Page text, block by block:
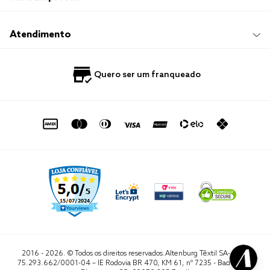
Sustentabilidade
Trabalhe Conosco
Compre e Retire em Loja
Política de Privacidade
Hotelaria
Atendimento
0800 729 1588
sac@altenburg.com.br
Quero ser um franqueado
2016 - 2026. © Todos os direitos reservados.Altenburg Têxtil SA- CNPJ
75.293.662/0001-04 – IE Rodovia BR 470, KM 61, nº 7235 - Badenfurt,